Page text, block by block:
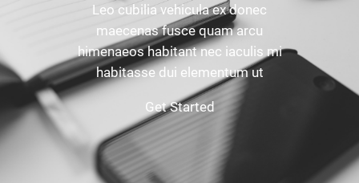
Leo cubilia vehicula ex donec
maecenas fusce quam arcu
himenaeos habitant nec iaculis mi
habitasse dui elementum ut
Get Started